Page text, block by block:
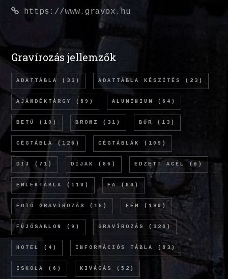
https://www.gravox.hu
Gravírozás jellemzők
ADATTÁBLA (33) ADATTÁBLA KÉSZÍTÉS (23)
AJÁNDÉKTÁRGY (89) ALUMÍNIUM (64)
BETŰ (10) BRONZ (31) BŐR (13)
CÉGTÁBLA (126) CÉGTÁBLÁK (109)
DÍJ (71) DÍJAK (86) EDZETT ACÉL (6)
EMLÉKTÁBLA (118) FA (80)
FOTÓ GRAVÍROZÁS (10) FÉM (199)
FÚJÓSABLON (9) GRAVÍROZÁS (328)
HOTEL (4) INFORMÁCIÓS TÁBLA (83)
ISKOLA (6) KIVÁGÁS (52)